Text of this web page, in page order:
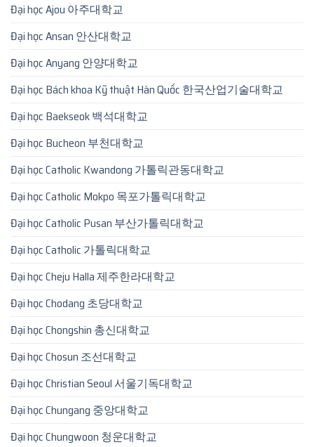
Đại học Ajou 아주대학교
Đại học Ansan 안산대학교
Đại học Anyang 안양대학교
Đại học Bách khoa Kỹ thuật Hàn Quốc 한국산업기술대학교
Đại học Baekseok 백석대학교
Đại học Bucheon 부천대학교
Đại học Catholic Kwandong 가톨릭관동대학교
Đại học Catholic Mokpo 목포가톨릭대학교
Đại học Catholic Pusan 부산가톨릭대학교
Đại học Catholic 가톨릭대학교
Đại học Cheju Halla 제주한라대학교
Đại học Chodang 초당대학교
Đại học Chongshin 총신대학교
Đại học Chosun 조선대학교
Đại học Christian Seoul 서울기독대학교
Đại học Chungang 중앙대학교
Đại học Chungwoon 청운대학교